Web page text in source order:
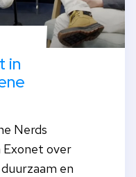
in
Nerds
Exonet over
en